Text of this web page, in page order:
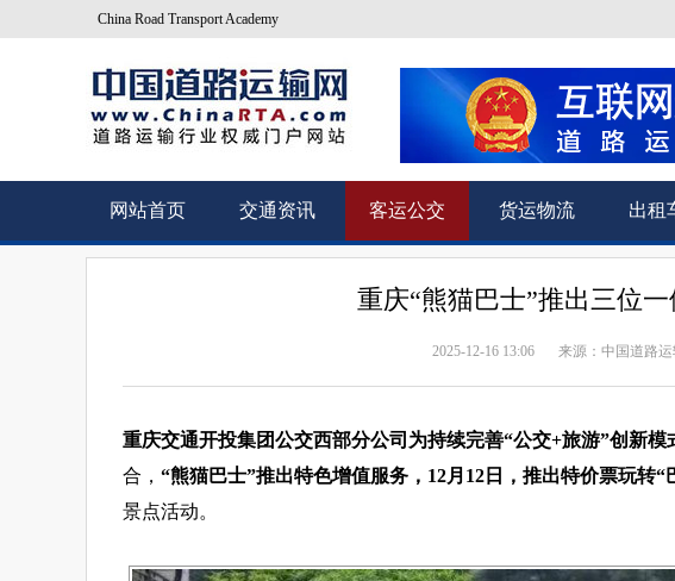
China Road Transport Academy
网站首页 交通资讯 客运公交 货运物流 出租
重庆“熊猫巴士”推出三位
2025-12-16 13:06 来源：中国道路运
重庆交通开投集团公交西部分公司为持续完善“公交+旅游”创新模
合， “熊猫巴士”推出特色增值服务，12月12日，推出特价票玩转
景点活动。